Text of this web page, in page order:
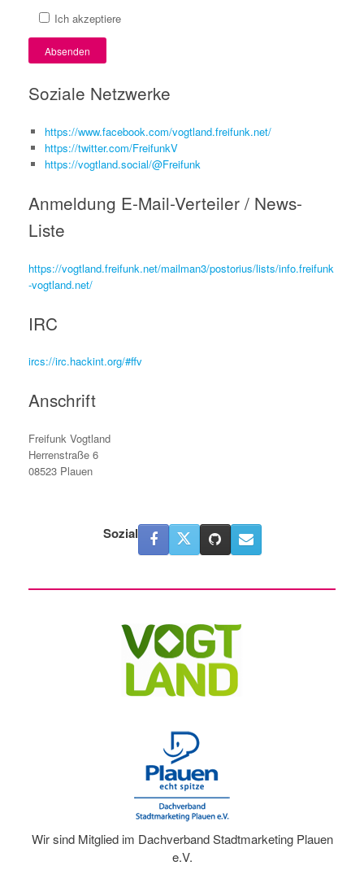
Ich akzeptiere
Soziale Netzwerke
https://www.facebook.com/vogtland.freifunk.net/
https://twitter.com/FreifunkV
https://vogtland.social/@Freifunk
Anmeldung E-Mail-Verteiler / News-
Liste
https://vogtland.freifunk.net/mailman3/postorius/lists/info.freifunk
-vogtland.net/
IRC
ircs://irc.hackint.org/#ffv
Anschrift
Freifunk Vogtland
Herrenstraße 6
08523 Plauen
Sozial
Wir sind Mitglied im Dachverband Stadtmarketing Plauen
e.V.